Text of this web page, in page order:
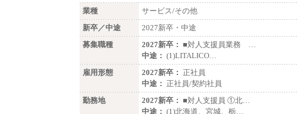
業種
サービス/その他
新卒／中途
2027新卒・中途
募集職種
2027新卒： ■対人支援員業務 …
中途： (1)LITALICO…
雇用形態
2027新卒： 正社員
中途： 正社員/契約社員
勤務地
2027新卒： ■対人支援員 ①北…
中途： (1)北海道、宮城、栃…